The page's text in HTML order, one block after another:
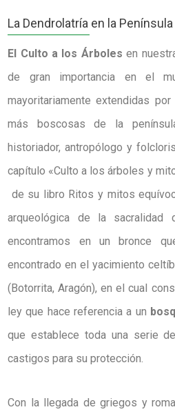
La Dendrolatría en la
El Culto a los Árboles en
de gran importancia en el
mayoritariamente extendidas
más boscosas de la
historiador, antropólogo y
capítulo «Culto a los árboles y
de su libro Ritos y mitos
arqueológica de la sacralidad
encontramos en un bronce
encontrado en el yacimiento
(Botorrita, Aragón), en el cual
ley que hace referencia a un
que establece toda una serie
castigos para su protección.
Con la llegada de griegos y